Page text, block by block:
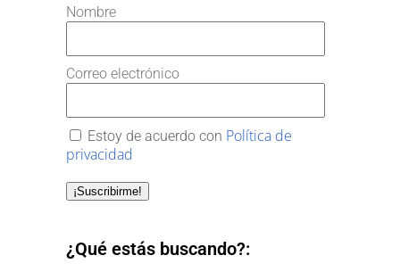
Nombre
Correo electrónico
Estoy de acuerdo con Política de
privacidad
¡Suscribirme!
¿Qué estás buscando?: